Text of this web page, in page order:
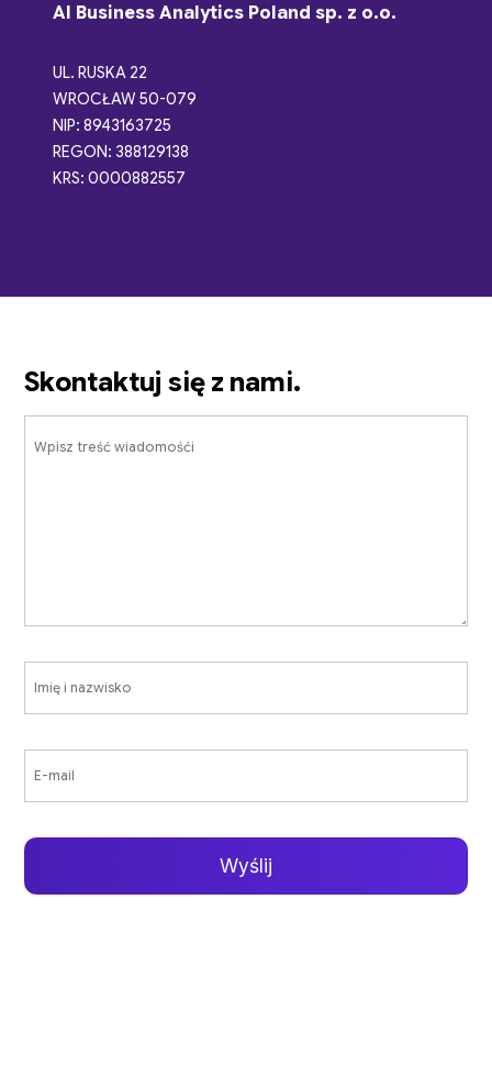
AI Business Analytics Poland sp. z o.o.
UL. RUSKA 22
WROCŁAW 50-079
NIP: 8943163725
REGON: 388129138
KRS: 0000882557
Skontaktuj się z nami.
Wyślij